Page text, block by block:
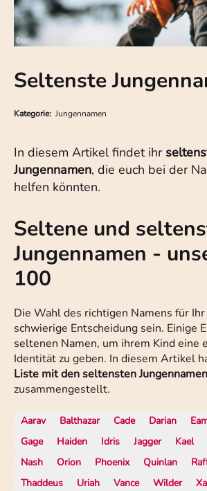
Seltenste
Kategorie: Jungennamen
In diesem Artikel findet ihr
Jungennamen, die euch bei der
helfen könnten.
Seltene und
Jungennamen -
100
Die Wahl des richtigen Namens für Ihr
schwierige Entscheidung sein. Einige
seltenen Namen, um ihrem Kind eine
Identität zu geben. In diesem Artikel
Liste mit den seltensten Jungennamen
zusammengestellt.
Aarav Balthazar Cade Darian
Gage
Haiden Idris Jagger Kael
Nash
Orion Phoenix Quinlan
Thaddeus
Uriah Vance Wilder